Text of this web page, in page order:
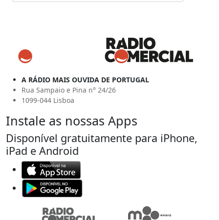
A RÁDIO MAIS OUVIDA DE PORTUGAL
Rua Sampaio e Pina n° 24/26
1099-044 Lisboa
Instale as nossas Apps
Disponível gratuitamente para iPhone,
iPad e Android